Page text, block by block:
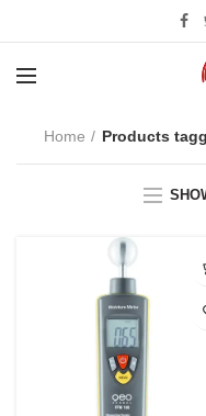
Home Products